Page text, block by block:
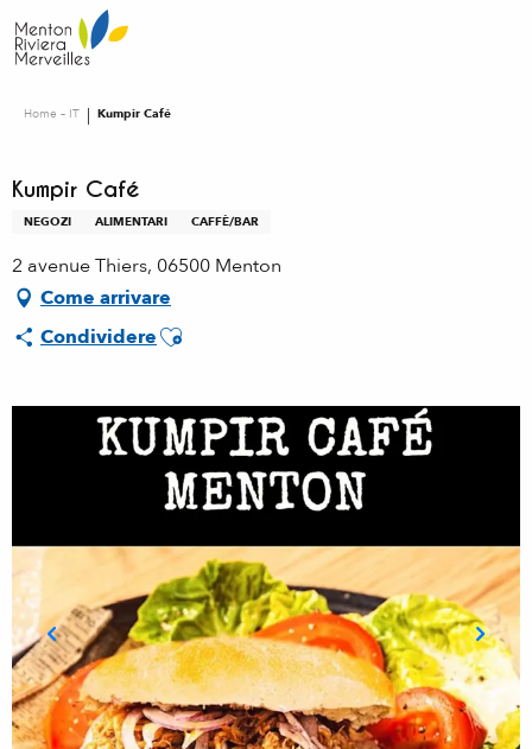
au
contenu
Home – IT Kumpir Café
Kumpir Café
NEGOZI ALIMENTARI CAFFÈ/BAR
2 avenue Thiers, 06500 Menton
Come arrivare
CondividereAjouter aux favoris